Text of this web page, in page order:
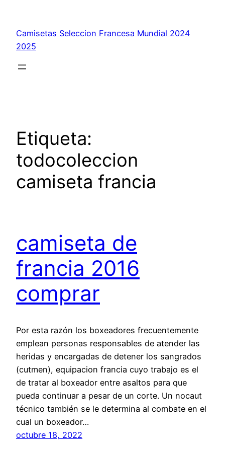
contenido
Camisetas Seleccion Francesa Mundial 2024
2025
Etiqueta:
todocoleccion
camiseta francia
camiseta de
francia 2016
comprar
Por esta razón los boxeadores frecuentemente
emplean personas responsables de atender las
heridas y encargadas de detener los sangrados
(cutmen), equipacion francia cuyo trabajo es el
de tratar al boxeador entre asaltos para que
pueda continuar a pesar de un corte. Un nocaut
técnico también se le determina al combate en el
cual un boxeador…
octubre 18, 2022